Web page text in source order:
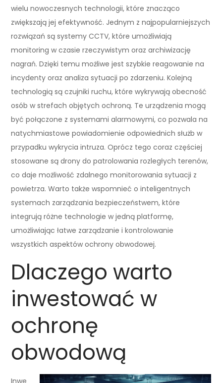
wielu nowoczesnych technologii, które znacząco
zwiększają jej efektywność. Jednym z najpopularniejszych
rozwiązań są systemy CCTV, które umożliwiają
monitoring w czasie rzeczywistym oraz archiwizację
nagrań. Dzięki temu możliwe jest szybkie reagowanie na
incydenty oraz analiza sytuacji po zdarzeniu. Kolejną
technologią są czujniki ruchu, które wykrywają obecność
osób w strefach objętych ochroną. Te urządzenia mogą
być połączone z systemami alarmowymi, co pozwala na
natychmiastowe powiadomienie odpowiednich służb w
przypadku wykrycia intruza. Oprócz tego coraz częściej
stosowane są drony do patrolowania rozległych terenów,
co daje możliwość zdalnego monitorowania sytuacji z
powietrza. Warto także wspomnieć o inteligentnych
systemach zarządzania bezpieczeństwem, które
integrują różne technologie w jedną platformę,
umożliwiając łatwe zarządzanie i kontrolowanie
wszystkich aspektów ochrony obwodowej.
Dlaczego warto
inwestować w
ochronę
obwodową
Inwe